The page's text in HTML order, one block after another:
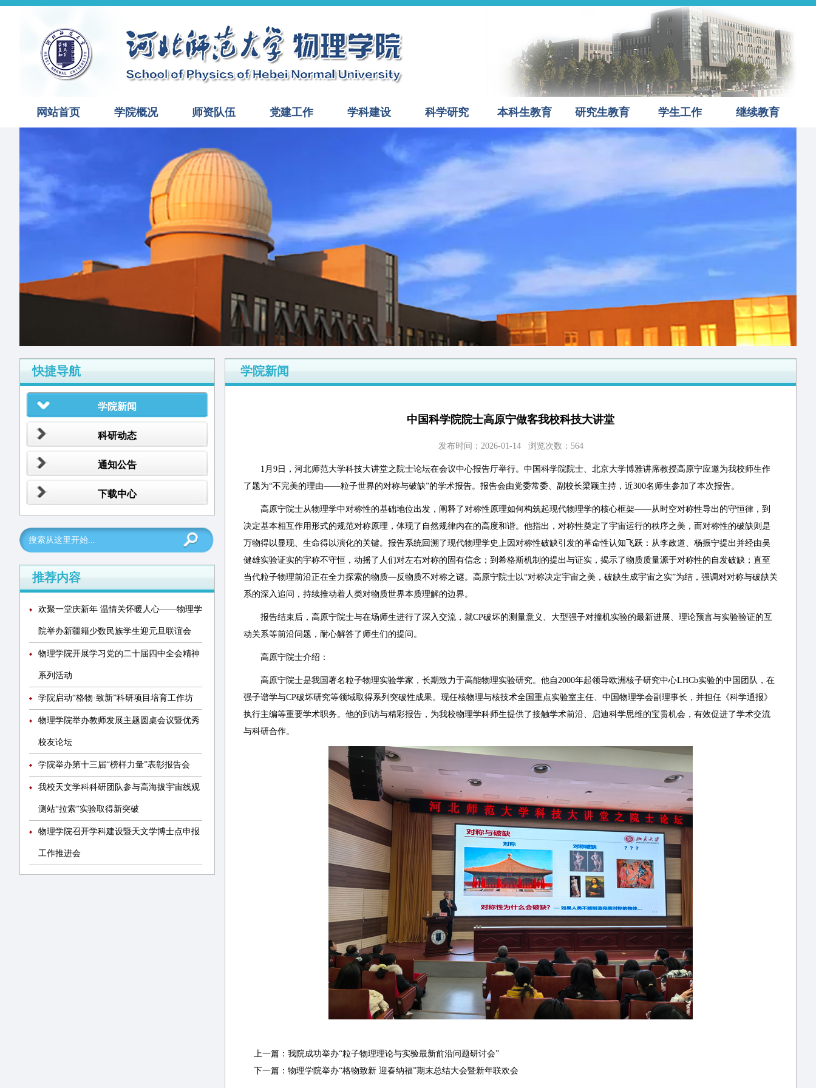
网站首页 学院概况 师资队伍 党建工作 学科建设 科学研究 本科生教育 研究生教育 学生工作 继续教育
快捷导航
学院新闻
科研动态
通知公告
下载中心
推荐内容
欢聚一堂庆新年 温情关怀暖人心——物理学
院举办新疆籍少数民族学生迎元旦联谊会
物理学院开展学习党的二十届四中全会精神
系列活动
学院启动“格物·致新”科研项目培育工作坊
物理学院举办教师发展主题圆桌会议暨优秀
校友论坛
学院举办第十三届“榜样力量”表彰报告会
我校天文学科科研团队参与高海拔宇宙线观
测站“拉索”实验取得新突破
物理学院召开学科建设暨天文学博士点申报
工作推进会
学院新闻
中国科学院院士高原宁做客我校科技大讲堂
发布时间：2026-01-14 浏览次数： 564
1月9日，河北师范大学科技大讲堂之院士论坛在会议中心报告厅举行。中国科学院院士、北京大学博雅讲席教授高原宁应邀为我校师生作
了题为“不完美的理由——粒子世界的对称与破缺”的学术报告。报告会由党委常委、副校长梁颖主持，近300名师生参加了本次报告。
高原宁院士从物理学中对称性的基础地位出发，阐释了对称性原理如何构筑起现代物理学的核心框架——从时空对称性导出的守恒律，到
决定基本相互作用形式的规范对称原理，体现了自然规律内在的高度和谐。他指出，对称性奠定了宇宙运行的秩序之美，而对称性的破缺则是
万物得以显现、生命得以演化的关键。报告系统回溯了现代物理学史上因对称性破缺引发的革命性认知飞跃：从李政道、杨振宁提出并经由吴
健雄实验证实的宇称不守恒，动摇了人们对左右对称的固有信念；到希格斯机制的提出与证实，揭示了物质质量源于对称性的自发破缺；直至
当代粒子物理前沿正在全力探索的物质—反物质不对称之谜。高原宁院士以“对称决定宇宙之美，破缺生成宇宙之实”为结，强调对对称与破缺关
系的深入追问，持续推动着人类对物质世界本质理解的边界。
报告结束后，高原宁院士与在场师生进行了深入交流，就CP破坏的测量意义、大型强子对撞机实验的最新进展、理论预言与实验验证的互
动关系等前沿问题，耐心解答了师生们的提问。
高原宁院士介绍：
高原宁院士是我国著名粒子物理实验学家，长期致力于高能物理实验研究。他自2000年起领导欧洲核子研究中心LHCb实验的中国团队，在
强子谱学与CP破坏研究等领域取得系列突破性成果。现任核物理与核技术全国重点实验室主任、中国物理学会副理事长，并担任《科学通报》
执行主编等重要学术职务。他的到访与精彩报告，为我校物理学科师生提供了接触学术前沿、启迪科学思维的宝贵机会，有效促进了学术交流
与科研合作。
上一篇： 我院成功举办“粒子物理理论与实验最新前沿问题研讨会”
下一篇： 物理学院举办“格物致新 迎春纳福”期末总结大会暨新年联欢会